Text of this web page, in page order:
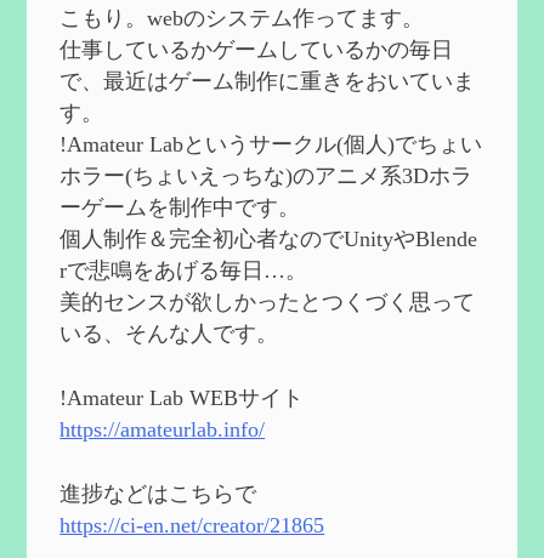
第５７回 アチーブメント「対決者・１」
を手に入れたい
を作成
2024/09/02
第５６回 ムアラニの簡易解説と使用感な
ど【0~1凸】
2024/08/11
第５５回 【無凸無モチ】エミリエを使っ
てみた感想を作成
2024/06/26
第４９回 フリーナの簡易性能紹介とテン
ションについての検証を更新
2024/05/12
能と3凸までを更新
2024/05/11
eを3BBB化してみた
2024/04/26
こもり。webのシステム作ってます。
仕事しているかゲームしているかの毎日
で、最近はゲーム制作に重きをおいていま
す。
!Amateur Labというサークル(個人)でちょい
ホラー(ちょいえっちな)のアニメ系3Dホラ
ーゲームを制作中です。
個人制作＆完全初心者なのでUnityやBlende
rで悲鳴をあげる毎日…。
美的センスが欲しかったとつくづく思って
いる、そんな人です。
!Amateur Lab WEBサイト
https://amateurlab.info/
進捗などはこちらで
https://ci-en.net/creator/21865